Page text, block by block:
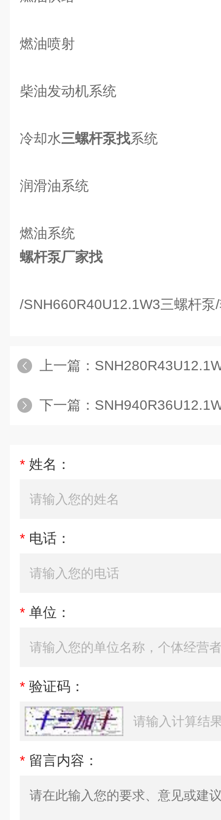
燃油喷射
柴油发动机系统
冷却水三螺杆泵找系统
润滑油系统
燃油系统
螺杆泵厂家找
/SNH660R40U12.1W3三螺杆泵
上一篇：
下一篇：
* 姓名：
* 电话：
* 单位：
* 验证码：
* 留言内容：